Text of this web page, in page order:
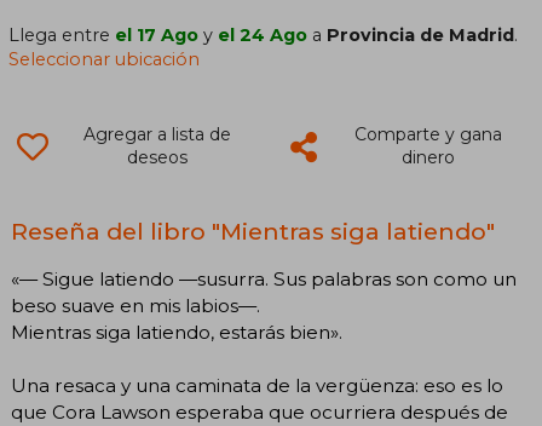
Llega entre el 17 Ago y el 24 Ago a Provincia de Madrid .
Seleccionar ubicación
Agregar a lista de
deseos
Comparte y gana
dinero
Reseña del libro "Mientras siga latiendo"
«— Sigue latiendo —susurra. Sus palabras son como un
beso suave en mis labios—.
Mientras siga latiendo, estarás bien».
Una resaca y una caminata de la vergüenza: eso es lo
que Cora Lawson esperaba que ocurriera después de